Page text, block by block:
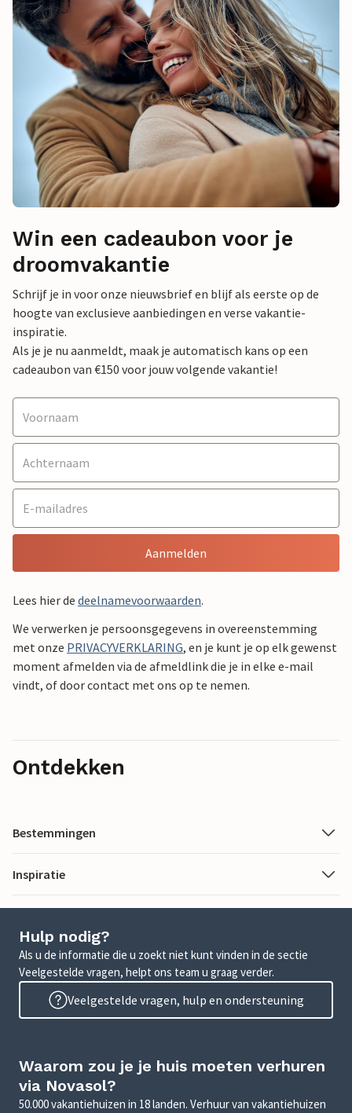
Win een cadeaubon voor je
droomvakantie
Schrijf je in voor onze nieuwsbrief en blijf als eerste op de
hoogte van exclusieve aanbiedingen en verse vakantie-
inspiratie.
Als je je nu aanmeldt, maak je automatisch kans op een
cadeaubon van €150 voor jouw volgende vakantie!
Aanmelden
Lees hier de deelnamevoorwaarden.
We verwerken je persoonsgegevens in overeenstemming
met onze PRIVACYVERKLARING, en je kunt je op elk gewenst
moment afmelden via de afmeldlink die je in elke e-mail
vindt, of door contact met ons op te nemen.
Ontdekken
Bestemmingen
Inspiratie
Hulp nodig?
Als u de informatie die u zoekt niet kunt vinden in de sectie
Veelgestelde vragen, helpt ons team u graag verder.
Veelgestelde vragen, hulp en ondersteuning
Waarom zou je je huis moeten verhuren
via Novasol?
50.000 vakantiehuizen in 18 landen. Verhuur van vakantiehuizen